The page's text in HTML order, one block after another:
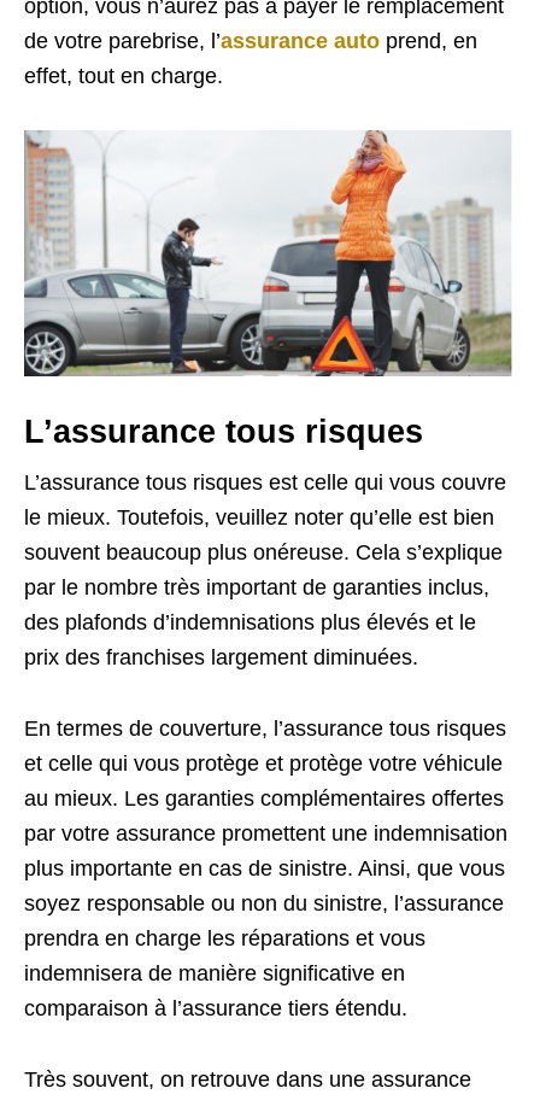
option, vous n’aurez pas à payer le remplacement
de votre parebrise, l’assurance auto prend, en
effet, tout en charge.
L’assurance tous risques
L’assurance tous risques est celle qui vous couvre
le mieux. Toutefois, veuillez noter qu’elle est bien
souvent beaucoup plus onéreuse. Cela s’explique
par le nombre très important de garanties inclus,
des plafonds d’indemnisations plus élevés et le
prix des franchises largement diminuées.
En termes de couverture, l’assurance tous risques
et celle qui vous protège et protège votre véhicule
au mieux. Les garanties complémentaires offertes
par votre assurance promettent une indemnisation
plus importante en cas de sinistre. Ainsi, que vous
soyez responsable ou non du sinistre, l’assurance
prendra en charge les réparations et vous
indemnisera de manière significative en
comparaison à l’assurance tiers étendu.
Très souvent, on retrouve dans une assurance